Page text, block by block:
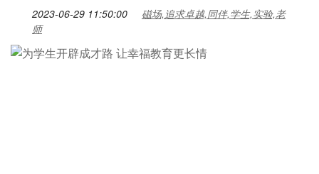
2023-06-29 11:50:00
磁场,追求卓越,同伴,学生,实验,老
师